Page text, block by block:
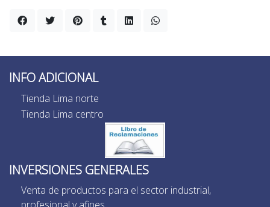
INFO ADICIONAL
Tienda Lima norte
Tienda Lima centro
INVERSIONES GENERALES
Venta de productos para el sector industrial,